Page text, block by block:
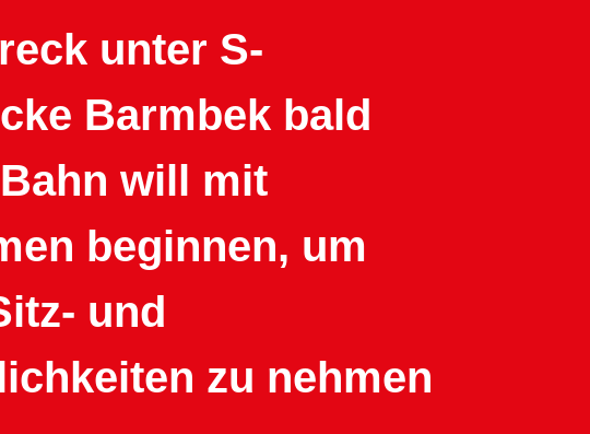
unter S-
Barmbek bald
will mit
beginnen, um
und
zu nehmen